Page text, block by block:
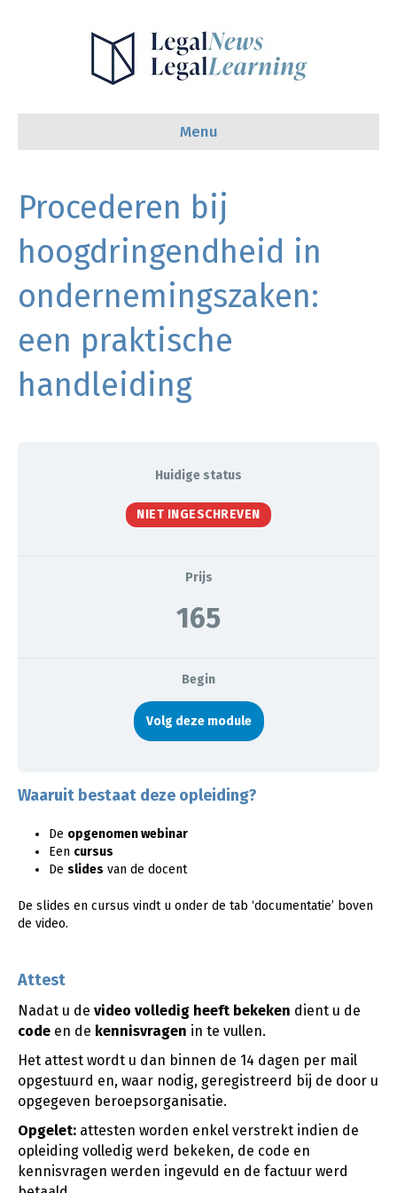
Menu
Procederen bij
hoogdringendheid in
ondernemingszaken:
een praktische
handleiding
Huidige status
NIET INGESCHREVEN
Prijs
165
Begin
Volg deze module
Waaruit bestaat deze opleiding?
De opgenomen webinar
Een cursus
De slides van de docent
De slides en cursus vindt u onder de tab ‘documentatie’ boven
de video.
Attest
Nadat u de video volledig heeft bekeken dient u de
code en de kennisvragen in te vullen.
Het attest wordt u dan binnen de 14 dagen per mail
opgestuurd en, waar nodig, geregistreerd bij de door u
opgegeven beroepsorganisatie.
Opgelet: attesten worden enkel verstrekt indien de
opleiding volledig werd bekeken, de code en
kennisvragen werden ingevuld en de factuur werd